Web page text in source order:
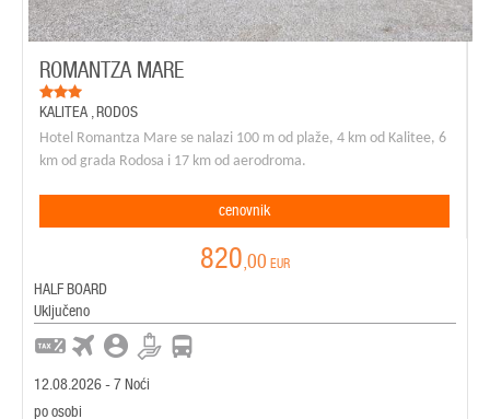
ROMANTZA MARE
KALITEA ,RODOS
Hotel Romantza Mare se nalazi 100 m od plaže, 4 km od Kalitee, 6
km od grada Rodosa i 17 km od aerodroma.
cenovnik
820,00 EUR
HALF BOARD
Uključeno
12.08.2026 - 7 Noći
po osobi